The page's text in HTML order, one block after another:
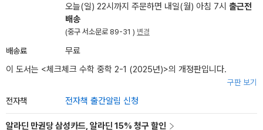
오늘(일) 22시까지 주문하면 내일(월) 아침 7시 출근전
배송
(중구 서소문로 89-31 ) 변경
배송료
무료
이 도서는 <체크체크 수학 중학 2-1 (2025년)>의 개정판입니다.
구판 보기
전자책 전자책 출간알림 신청
알라딘 만권당 삼성카드, 알라딘 15% 청구 할인